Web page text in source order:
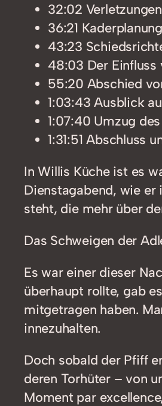
32:02
36:21
43:23
48:03 Der Einfluss
55:20 Abschied
1:03:43 Ausblick
1:07:40 Umzug
1:31:51 Abschluss
In Willis Küche ist es
Dienstagabend, wie
steht, die mehr über
Das Schweigen der
Es war einer dieser
überhaupt rollte, gab
mitgetragen haben.
innezuhalten.
Doch sobald der Pfiff
deren Torhüter – von
Moment par